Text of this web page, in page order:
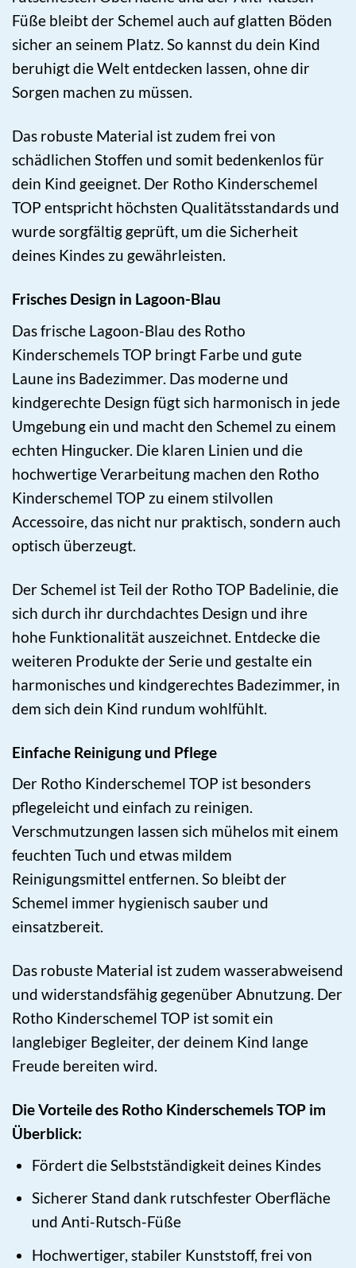
Füße bleibt der Schemel auch auf glatten Böden
sicher an seinem Platz. So kannst du dein Kind
beruhigt die Welt entdecken lassen, ohne dir
Sorgen machen zu müssen.
Das robuste Material ist zudem frei von
schädlichen Stoffen und somit bedenkenlos für
dein Kind geeignet. Der Rotho Kinderschemel
TOP entspricht höchsten Qualitätsstandards und
wurde sorgfältig geprüft, um die Sicherheit
deines Kindes zu gewährleisten.
Frisches Design in Lagoon-Blau
Das frische Lagoon-Blau des Rotho
Kinderschemels TOP bringt Farbe und gute
Laune ins Badezimmer. Das moderne und
kindgerechte Design fügt sich harmonisch in jede
Umgebung ein und macht den Schemel zu einem
echten Hingucker. Die klaren Linien und die
hochwertige Verarbeitung machen den Rotho
Kinderschemel TOP zu einem stilvollen
Accessoire, das nicht nur praktisch, sondern auch
optisch überzeugt.
Der Schemel ist Teil der Rotho TOP Badelinie, die
sich durch ihr durchdachtes Design und ihre
hohe Funktionalität auszeichnet. Entdecke die
weiteren Produkte der Serie und gestalte ein
harmonisches und kindgerechtes Badezimmer, in
dem sich dein Kind rundum wohlfühlt.
Einfache Reinigung und Pflege
Der Rotho Kinderschemel TOP ist besonders
pflegeleicht und einfach zu reinigen.
Verschmutzungen lassen sich mühelos mit einem
feuchten Tuch und etwas mildem
Reinigungsmittel entfernen. So bleibt der
Schemel immer hygienisch sauber und
einsatzbereit.
Das robuste Material ist zudem wasserabweisend
und widerstandsfähig gegenüber Abnutzung. Der
Rotho Kinderschemel TOP ist somit ein
langlebiger Begleiter, der deinem Kind lange
Freude bereiten wird.
Die Vorteile des Rotho Kinderschemels TOP im
Überblick:
Fördert die Selbstständigkeit deines Kindes
Sicherer Stand dank rutschfester Oberfläche
und Anti-Rutsch-Füße
Hochwertiger, stabiler Kunststoff, frei von